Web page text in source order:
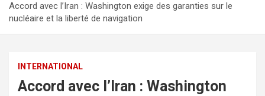
Accord avec l’Iran : Washington exige des garanties sur le
nucléaire et la liberté de navigation
INTERNATIONAL
Accord avec l’Iran : Washington